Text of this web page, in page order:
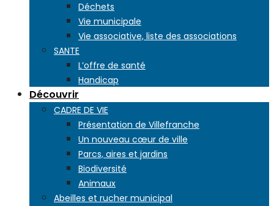
Déchets
Vie municipale
Vie associative, liste des associations
SANTE
L’offre de santé
Handicap
Découvrir
CADRE DE VIE
Présentation de Villefranche
Un nouveau cœur de ville
Parcs, aires et jardins
Biodiversité
Animaux
Abeilles et rucher municipal